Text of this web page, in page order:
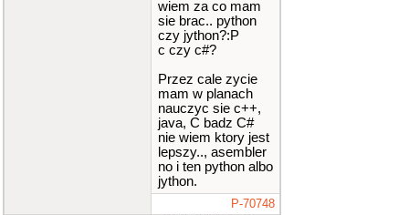
wiem za co mam
sie brac.. python
czy jython?:P
c czy c#?
Przez cale zycie
mam w planach
nauczyc sie c++,
java, C badz C#
nie wiem ktory jest
lepszy.., asembler
no i ten python albo
jython.
P-70748